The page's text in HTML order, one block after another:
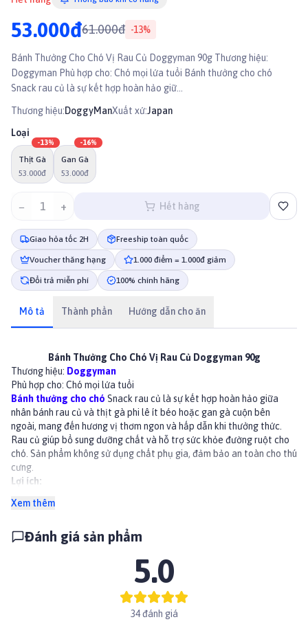
53.000đ61.000đ -13%
Bánh Thưởng Cho Chó Vị Rau Củ Doggyman 90g Thương hiệu:
Doggyman Phù hợp cho: Chó mọi lứa tuổi Bánh thưởng cho chó
Snack rau củ là sự kết hợp hoàn hảo giữ...
Thương hiệu:DoggyManXuất xứ:Japan
Loại
Thịt Gà
53.000đ
-13%
Gan Gà
53.000đ
-16%
− 1 + Hết hàng
Giao hỏa tốc 2H Freeship toàn quốc
Voucher thăng hạng 1.000 điểm = 1.000đ giảm
Đổi trả miễn phí 100% chính hãng
Mô tả Thành phần Hướng dẫn cho ăn
Bánh Thưởng Cho Chó Vị Rau Củ Doggyman 90g
Thương hiệu: Doggyman
Phù hợp cho: Chó mọi lứa tuổi
Bánh thưởng cho chó Snack rau củ là sự kết hợp hoàn hảo giữa
nhân bánh rau củ và thịt gà phi lê ít béo hoặc gan gà cuộn bên
ngoài, mang đến hương vị thơm ngon và hấp dẫn khi thưởng thức.
Rau củ giúp bổ sung dưỡng chất và hỗ trợ sức khỏe đường ruột cho
chó. Sản phẩm không sử dụng chất phụ gia, đảm bảo an toàn cho thú
cưng.
Lợi ích:
Rau củ giúp bổ sung chất xơ, hỗ trợ tiêu hóa và duy trì sức khỏe
Sự kết hợp giữa rau củ và thịt tạo nên hương vị hấp dẫn, khiến chó
Không sử dụng chất phụ gia, đảm bảo an toàn và lành mạnh cho sức
Thịt (thịt gà, ức gà, gan gà, da bò), bột mì, tinh bột, cà rốt, cải bó
xôi, chlorella, chiết xuất sụn (bao gồm chondroitin), glycerin,
Xem thêm
Đánh giá sản phẩm
5.0
34 đánh giá